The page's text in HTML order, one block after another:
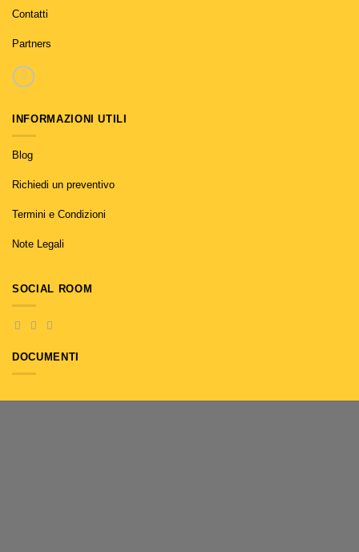
Contatti
Partners
INFORMAZIONI UTILI
Blog
Richiedi un preventivo
Termini e Condizioni
Note Legali
SOCIAL ROOM
DOCUMENTI